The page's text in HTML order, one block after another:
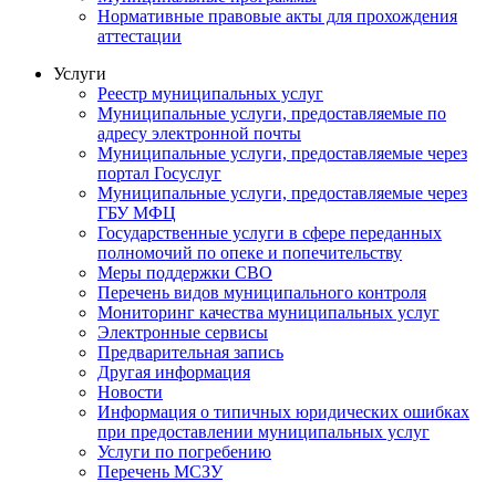
Нормативные правовые акты для прохождения
аттестации
Услуги
Реестр муниципальных услуг
Муниципальные услуги, предоставляемые по
адресу электронной почты
Муниципальные услуги, предоставляемые через
портал Госуслуг
Муниципальные услуги, предоставляемые через
ГБУ МФЦ
Государственные услуги в сфере переданных
полномочий по опеке и попечительству
Меры поддержки СВО
Перечень видов муниципального контроля
Мониторинг качества муниципальных услуг
Электронные сервисы
Предварительная запись
Другая информация
Новости
Информация о типичных юридических ошибках
при предоставлении муниципальных услуг
Услуги по погребению
Перечень МСЗУ